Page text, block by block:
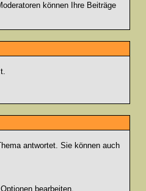
können Ihre Beiträge
antwortet. Sie können auch
Optionenbearbeiten.